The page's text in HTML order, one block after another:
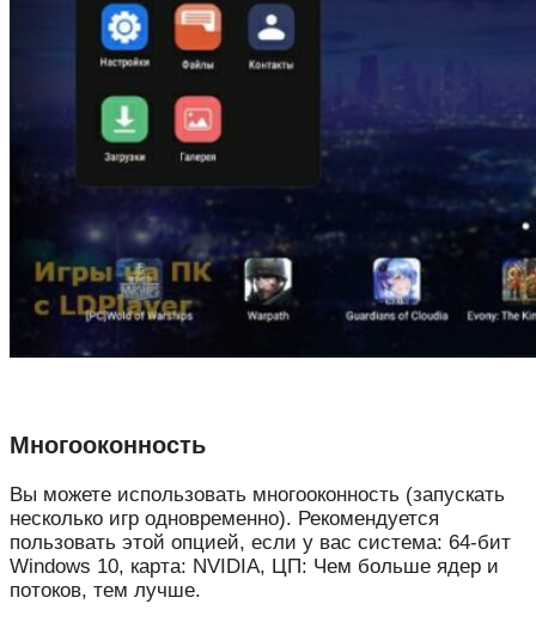
Многооконность
Вы можете использовать многооконность (запускать
несколько игр одновременно). Рекомендуется
пользовать этой опцией, если у вас система: 64-бит
Windows 10, карта: NVIDIA, ЦП: Чем больше ядер и
потоков, тем лучше.